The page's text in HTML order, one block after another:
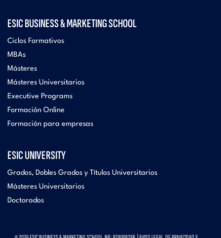
ESIC BUSINESS & MARKETING SCHOOL
Ciclos Formativos
MBAs
Másteres
Másteres Universitarios
Executive Programs
Formación Online
Formación para empresas
ESIC UNIVERSITY
Grados, Dobles Grados y Títulos Universitarios
Másteres Universitarios
Doctorados